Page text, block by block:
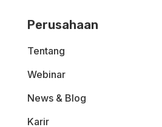
Perusahaan
Tentang
Webinar
News & Blog
Karir